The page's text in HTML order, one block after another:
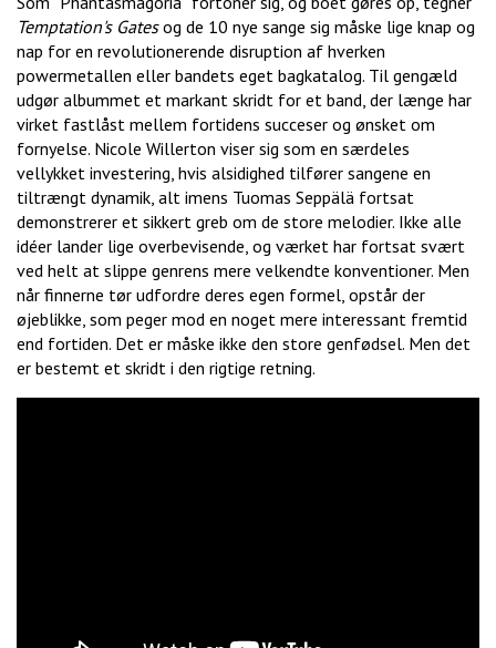
Temptation's Gatesog de 10 nye sange sig måske lige knap og
nap for en revolutionerende disruption af hverken
powermetallen eller bandets eget bagkatalog. Til gengæld
udgør albummet et markant skridt for et band, der længe har
virket fastlåst mellem fortidens succeser og ønsket om
fornyelse. Nicole Willerton viser sig som en særdeles
vellykket investering, hvis alsidighed tilfører sangene en
tiltrængt dynamik, alt imens Tuomas Seppälä fortsat
demonstrerer et sikkert greb om de store melodier. Ikke alle
idéer lander lige overbevisende, og værket har fortsat svært
ved helt at slippe genrens mere velkendte konventioner. Men
når finnerne tør udfordre deres egen formel, opstår der
øjeblikke, som peger mod en noget mere interessant fremtid
end fortiden. Det er måske ikke den store genfødsel. Men det
er bestemt et skridt i den rigtige retning.